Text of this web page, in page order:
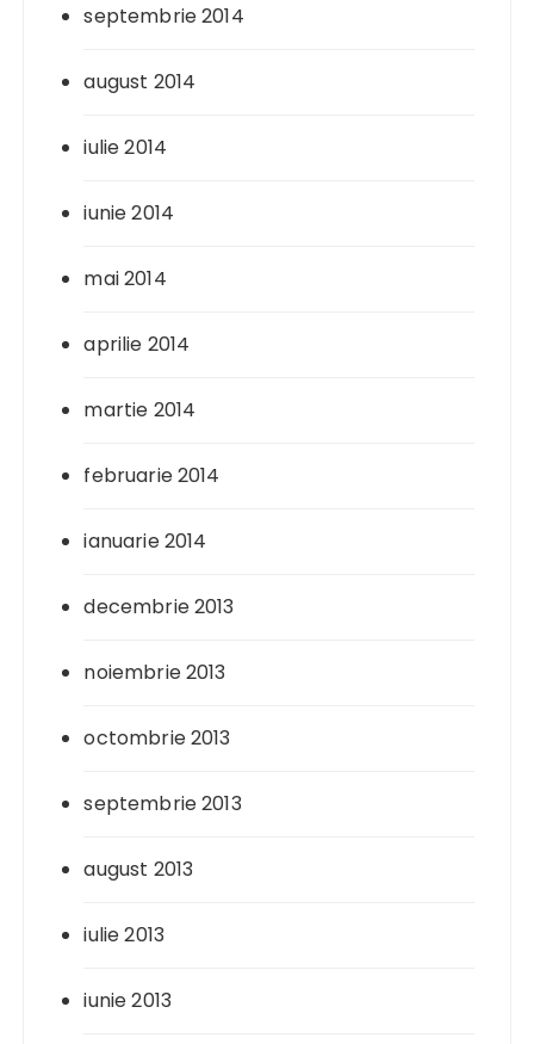
septembrie 2014
august 2014
iulie 2014
iunie 2014
mai 2014
aprilie 2014
martie 2014
februarie 2014
ianuarie 2014
decembrie 2013
noiembrie 2013
octombrie 2013
septembrie 2013
august 2013
iulie 2013
iunie 2013